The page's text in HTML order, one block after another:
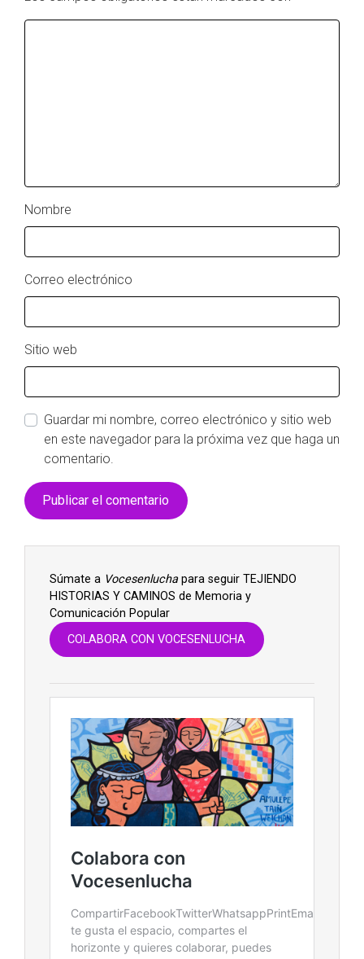
Nombre
Correo electrónico
Sitio web
Guardar mi nombre, correo electrónico y sitio web
en este navegador para la próxima vez que haga un
comentario.
Súmate a Vocesenluchapara seguir TEJIENDO
HISTORIAS Y CAMINOS de Memoria y
Comunicación Popular
COLABORA CON VOCESENLUCHA